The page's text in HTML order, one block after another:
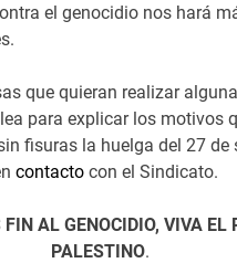
el genocidio nos hará
que quieran realizar
para explicar los motivos
fisuras la huelga del 27 de
contacto con el Sindicato.
AL GENOCIDIO, VIVA EL
PALESTINO.